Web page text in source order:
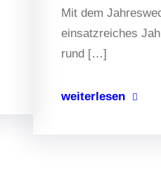
Mit dem
einsatzreiches
rund […]
weiterlesen